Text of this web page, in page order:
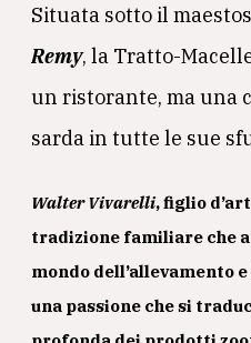
Situata sotto il
Remy, la Tratto-
un ristorante, ma una
sarda in tutte le sue
Walter Vivarelli, figlio
tradizione familiare che
mondo dell’allevamento
una passione che si